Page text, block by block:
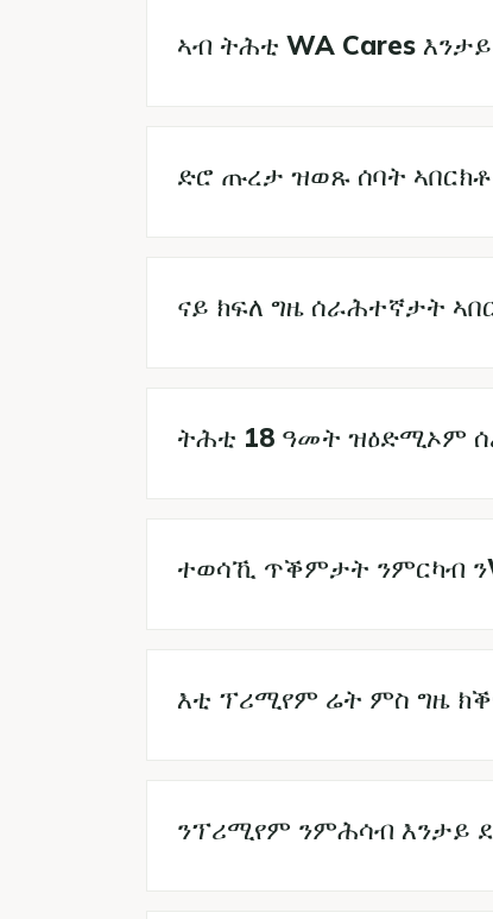
ኣብ ትሕቲ WA Cares
ድሮ ጡረታ ዝወጹ ሰባት
ናይ ክፍለ ግዜ ሰራሕተኛታት
ትሕቲ 18 ዓመት ዝዕድሚኦም
ተወሳኺ ጥቕምታት ንምርካብ
እቲ ፕሪሚየም ሬት ምስ ግዜ
ንፕሪሚየም ንምሕሳብ እንታይ